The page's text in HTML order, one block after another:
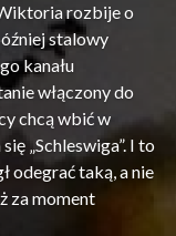
rozbije o
stalowy
kanału
włączony do
chcą wbić w
„Schleswiga”. I to
odegrać taką, a nie
za moment